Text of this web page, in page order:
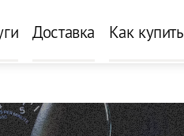
Доставка Как купить